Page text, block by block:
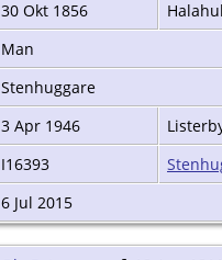
30 Okt 1856
Man
Stenhuggare
3 Apr 1946
I16393
6 Jul 2015